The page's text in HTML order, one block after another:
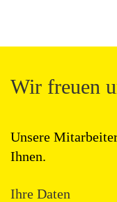
Wir freuen
Unsere
Ihnen.
Ihre Daten